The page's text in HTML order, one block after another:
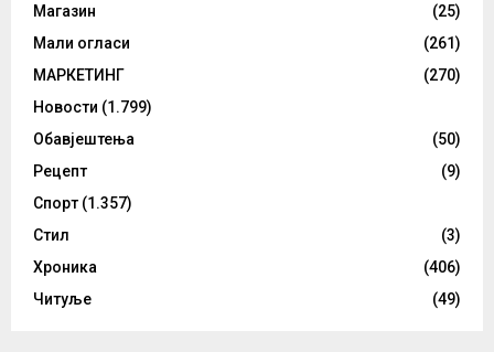
Магазин
(25)
Мали огласи
(261)
МАРКЕТИНГ
(270)
Новости (1.799)
Обавјештења
(50)
Рецепт
(9)
Спорт (1.357)
Стил
(3)
Хроника
(406)
Читуље
(49)